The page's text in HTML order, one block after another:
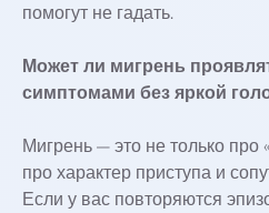
помогут не гадать.
Может ли мигрень
симптомами без яркой
Мигрень — это не только про
про характер приступа и
Если у вас повторяются